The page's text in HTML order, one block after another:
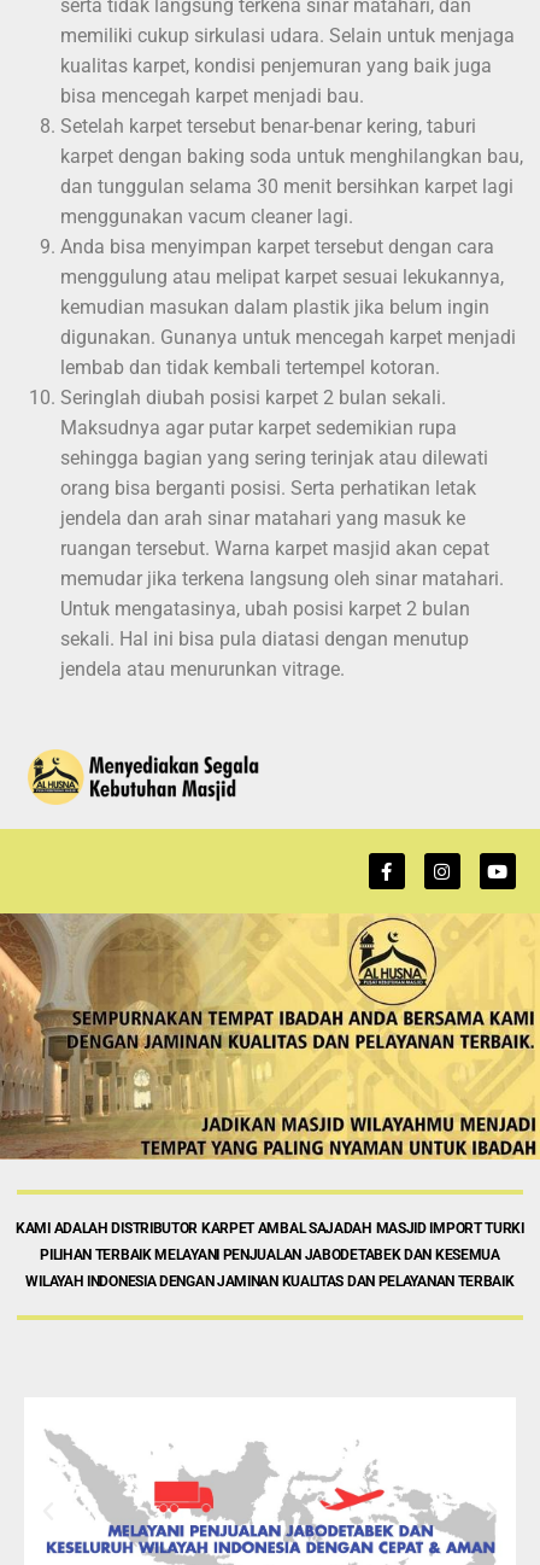
serta tidak langsung terkena sinar matahari, dan
memiliki cukup sirkulasi udara. Selain untuk menjaga
kualitas karpet, kondisi penjemuran yang baik juga
bisa mencegah karpet menjadi bau.
Setelah karpet tersebut benar-benar kering, taburi
karpet dengan baking soda untuk menghilangkan bau,
dan tunggulan selama 30 menit bersihkan karpet lagi
menggunakan vacum cleaner lagi.
Anda bisa menyimpan karpet tersebut dengan cara
menggulung atau melipat karpet sesuai lekukannya,
kemudian masukan dalam plastik jika belum ingin
digunakan. Gunanya untuk mencegah karpet menjadi
lembab dan tidak kembali tertempel kotoran.
Seringlah diubah posisi karpet 2 bulan sekali.
Maksudnya agar putar karpet sedemikian rupa
sehingga bagian yang sering terinjak atau dilewati
orang bisa berganti posisi. Serta perhatikan letak
jendela dan arah sinar matahari yang masuk ke
ruangan tersebut. Warna karpet masjid akan cepat
memudar jika terkena langsung oleh sinar matahari.
Untuk mengatasinya, ubah posisi karpet 2 bulan
sekali. Hal ini bisa pula diatasi dengan menutup
jendela atau menurunkan vitrage.
KAMI ADALAH DISTRIBUTOR KARPET AMBAL SAJADAH MASJID IMPORT TURKI
PILIHAN TERBAIK MELAYANI PENJUALAN JABODETABEK DAN KESEMUA
WILAYAH INDONESIA DENGAN JAMINAN KUALITAS DAN PELAYANAN TERBAIK